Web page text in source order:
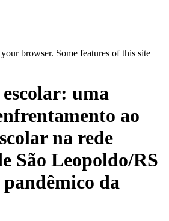
browser. Some features of this site
uma
ao
na rede
São Leopoldo/RS
da